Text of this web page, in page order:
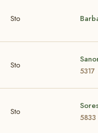
Sto
Sto
5317
Sto
5833